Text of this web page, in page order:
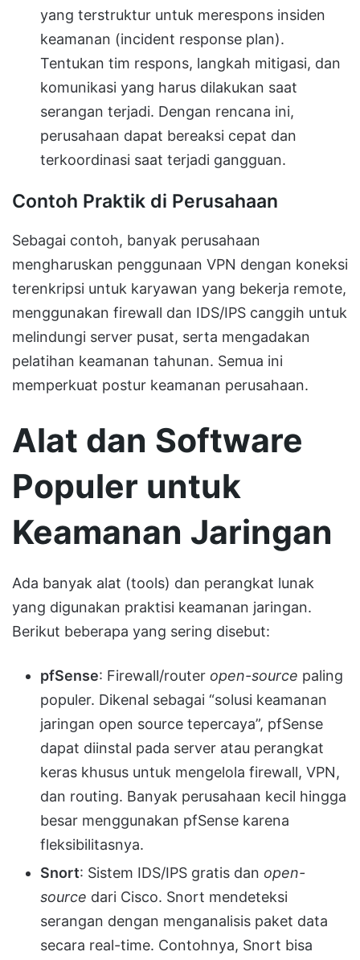
yang terstruktur untuk merespons insiden
keamanan (incident response plan).
Tentukan tim respons, langkah mitigasi, dan
komunikasi yang harus dilakukan saat
serangan terjadi. Dengan rencana ini,
perusahaan dapat bereaksi cepat dan
terkoordinasi saat terjadi gangguan.
Contoh Praktik di Perusahaan
Sebagai contoh, banyak perusahaan
mengharuskan penggunaan VPN dengan koneksi
terenkripsi untuk karyawan yang bekerja remote,
menggunakan firewall dan IDS/IPS canggih untuk
melindungi server pusat, serta mengadakan
pelatihan keamanan tahunan. Semua ini
memperkuat postur keamanan perusahaan.
Alat dan Software
Populer untuk
Keamanan Jaringan
Ada banyak alat (tools) dan perangkat lunak
yang digunakan praktisi keamanan jaringan.
Berikut beberapa yang sering disebut:
pfSense: Firewall/router open-source paling
populer. Dikenal sebagai “solusi keamanan
jaringan open source tepercaya”, pfSense
dapat diinstal pada server atau perangkat
keras khusus untuk mengelola firewall, VPN,
dan routing. Banyak perusahaan kecil hingga
besar menggunakan pfSense karena
fleksibilitasnya.
Snort: Sistem IDS/IPS gratis dan open-
source dari Cisco. Snort mendeteksi
serangan dengan menganalisis paket data
secara real-time. Contohnya, Snort bisa